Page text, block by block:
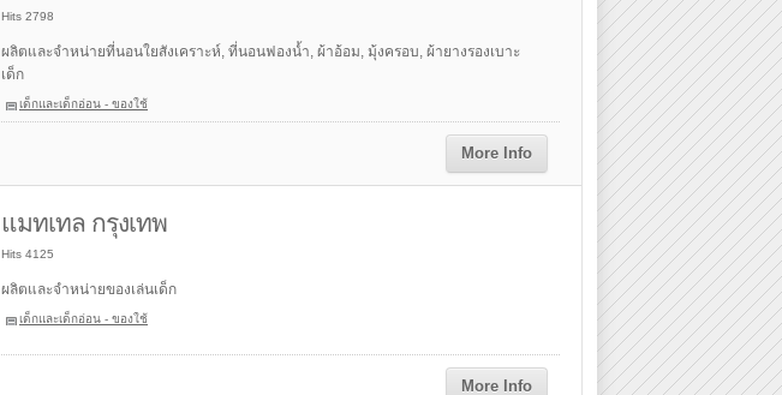
Hits 2798
ผลิตและจำหน่ายที่นอนใยสังเคราะห์, ที่นอนฟองน้ำ, ผ้าอ้อม, มุ้งครอบ, ผ้ายางรองเบาะ
เด็ก
เด็กและเด็กอ่อน - ของใช้
More Info
แมทเทล กรุงเทพ
Hits 4125
ผลิตและจำหน่ายของเล่นเด็ก
เด็กและเด็กอ่อน - ของใช้
More Info